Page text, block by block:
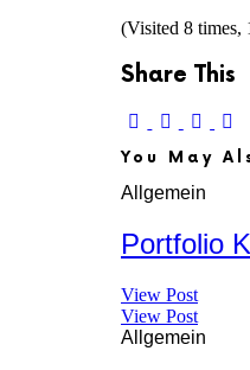
(Visited 8 times,
Share This
You May
Allgemein
Portfolio
View Post
View Post
Allgemein